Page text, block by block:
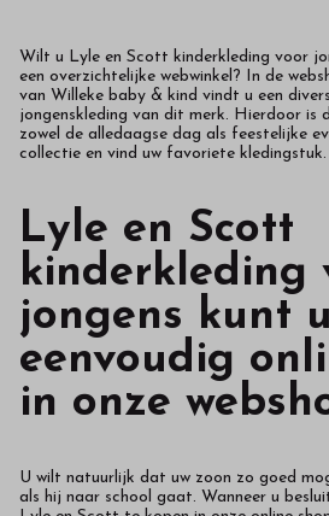
Wilt u Lyle en Scott kinderkleding voor
een overzichtelijke webwinkel? In de
van Willeke baby & kind vindt u een
jongenskleding van dit merk. Hierdoor is
zowel de alledaagse dag als feestelijke
collectie en vind uw favoriete kledingstuk.
Lyle en Scott
kinderkleding
jongens kunt u
eenvoudig
in onze
U wilt natuurlijk dat uw zoon zo goed
als hij naar school gaat. Wanneer u